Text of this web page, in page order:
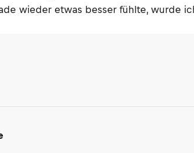
wieder etwas besser fühlte, wurde